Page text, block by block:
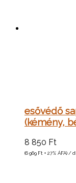
esővédő
(kémény,
8 850 Ft
(6 969 Ft + 27% ÁFA) /